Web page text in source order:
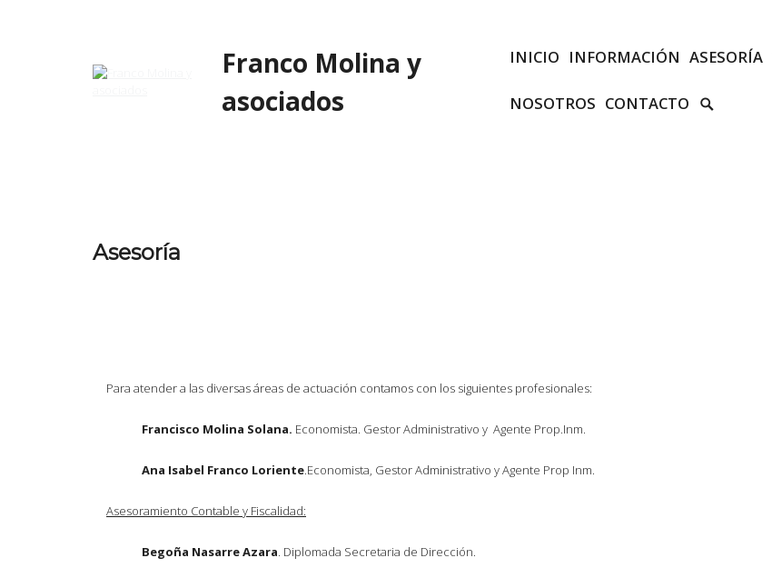
Franco Molina y
asociados
INICIO INFORMACIÓN ASESORÍA
NOSOTROS CONTACTO
Asesoría
Para atender a las diversas áreas de actuación contamos con los siguientes profesionales:
Francisco Molina Solana. Economista. Gestor Administrativo y Agente Prop.Inm.
Ana Isabel Franco Loriente .Economista, Gestor Administrativo y Agente Prop Inm.
Asesoramiento Contable y Fiscalidad:
Begoña Nasarre Azara . Diplomada Secretaria de Dirección.